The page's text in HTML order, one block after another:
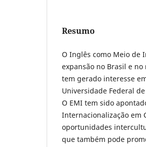
Resumo
O Inglês como Meio de
expansão no Brasil e
tem gerado interesse
Universidade Federal
O EMI tem sido
Internacionalização em
oportunidades
que também pode